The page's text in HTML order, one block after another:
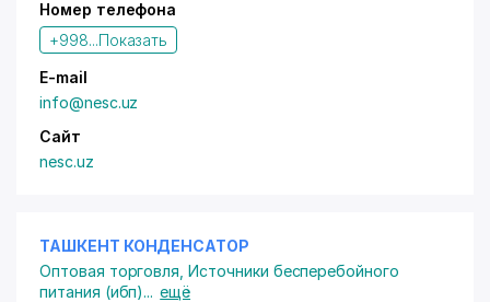
Номер телефона
+998...Показать
E-mail
info@nesc.uz
Сайт
nesc.uz
ТАШКЕНТ КОНДЕНСАТОР
Оптовая торговля ,Источники бесперебойного
питания (ибп)... ещё